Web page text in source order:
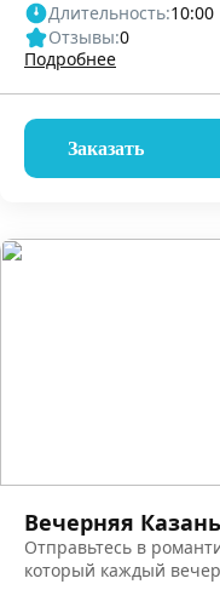
Длительность:10:00
Отзывы:0
Подробнее
Заказать
Вечерняя Казань
Отправьтесь в
который каждый